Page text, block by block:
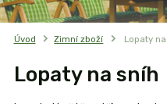
Úvod Zimní zboží Lopaty
Lopaty na sníh